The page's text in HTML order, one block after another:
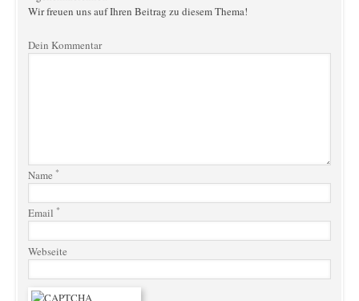
Wir freuen uns auf Ihren Beitrag zu diesem Thema!
Dein Kommentar
Name *
Email *
Webseite